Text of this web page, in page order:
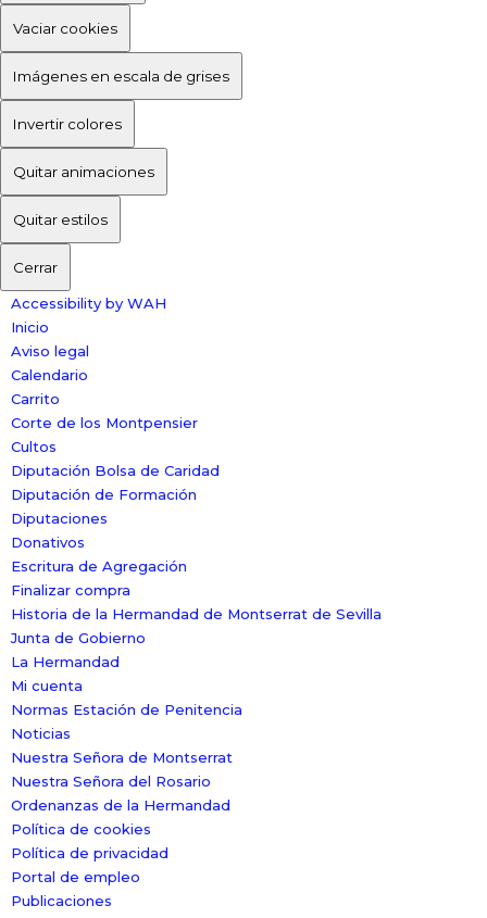
Vaciar cookies
Imágenes en escala de grises
Invertir colores
Quitar animaciones
Quitar estilos
Cerrar
Accessibility by WAH
Inicio
Aviso legal
Calendario
Carrito
Corte de los Montpensier
Cultos
Diputación Bolsa de Caridad
Diputación de Formación
Diputaciones
Donativos
Escritura de Agregación
Finalizar compra
Historia de la Hermandad de Montserrat de Sevilla
Junta de Gobierno
La Hermandad
Mi cuenta
Normas Estación de Penitencia
Noticias
Nuestra Señora de Montserrat
Nuestra Señora del Rosario
Ordenanzas de la Hermandad
Política de cookies
Política de privacidad
Portal de empleo
Publicaciones